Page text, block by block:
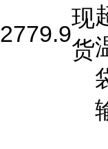
2779.9
现
货